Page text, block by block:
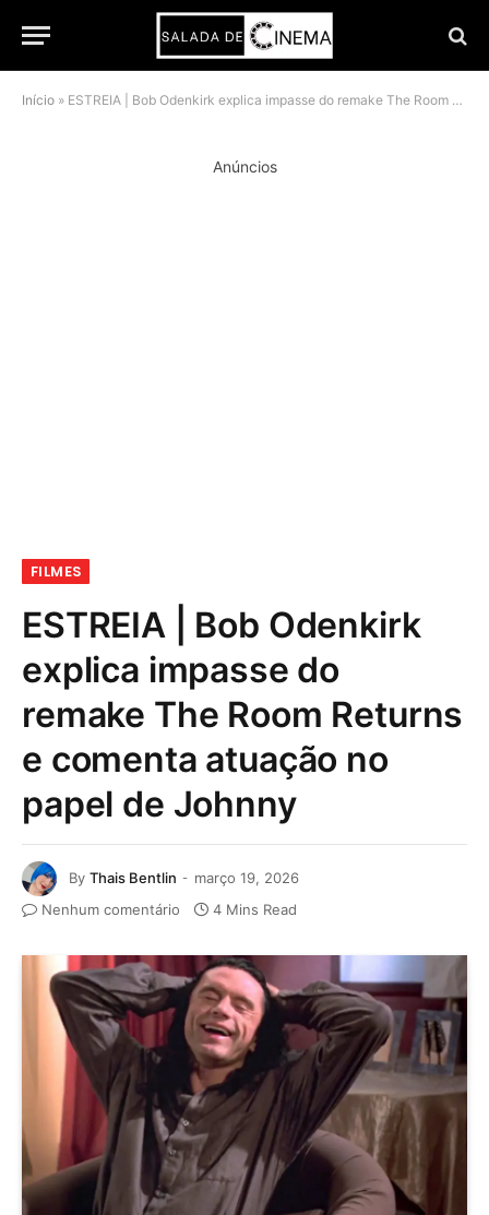
Início » ESTREIA | Bob Odenkirk explica impasse do remake The Room Returns e comenta atuação no papel de Johnny
Anúncios
FILMES
ESTREIA | Bob Odenkirk
explica impasse do
remake The Room Returns
e comenta atuação no
papel de Johnny
By Thais Bentlin
março 19, 2026
Nenhum comentário
4 Mins Read